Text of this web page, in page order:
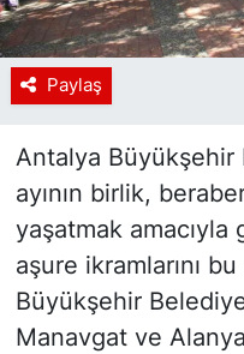
Paylaş
Antalya Büyükşehir
ayının birlik,
yaşatmak
aşure ikramlarını
Büyükşehir
Manavgat ve